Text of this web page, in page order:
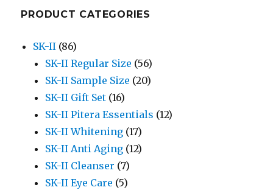
PRODUCT CATEGORIES
SK-II (86)
SK-II Regular Size (56)
SK-II Sample Size (20)
SK-II Gift Set (16)
SK-II Pitera Essentials (12)
SK-II Whitening (17)
SK-II Anti Aging (12)
SK-II Cleanser (7)
SK-II Eye Care (5)